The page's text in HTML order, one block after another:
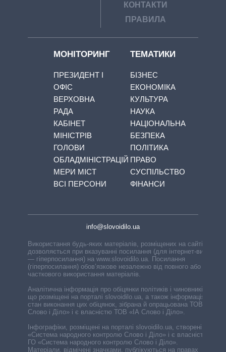
КОНТАКТИ
ПРАВИЛА
МОНІТОРИНГ
ПРЕЗИДЕНТ І
ОФІС
ВЕРХОВНА
РАДА
КАБІНЕТ
МІНІСТРІВ
ГОЛОВИ
ОБЛАДМІНІСТРАЦІЙ
МЕРИ МІСТ
ВСІ ПЕРСОНИ
ТЕМАТИКИ
БІЗНЕС
ЕКОНОМІКА
КУЛЬТУРА
НАУКА
НАЦІОНАЛЬНА
БЕЗПЕКА
ПОЛІТИКА
ПРАВО
СУСПІЛЬСТВО
ФІНАНСИ
info@slovoidilo.ua
Використання будь-яких матеріалів, розміщених на сайті,
дозволяється при вказуванні посилання (для інтернет-видань
— гіперпосилання) на www.slovoidilo.ua. Посилання
(гіперпосилання) обов’язкове незалежно від повного або
часткового використання матеріалів.
Аналітична інформація про обіцянки політиків і чиновників,
що розміщені на порталі slovoidilo.ua, а також інформація про
стан виконання цих обіцянок, зібрана й опрацьована ТОВ «ІА
Слово і Діло» і є власністю ТОВ «ІА Слово і Діло».
Інфографіки, розміщені на порталі slovoidilo.ua, створені ГО
«Система народного контролю Слово і Діло» і є власністю
ГО «Система народного контролю Слово і Діло».
Матеріали, відмічені значками, публікуються на правах